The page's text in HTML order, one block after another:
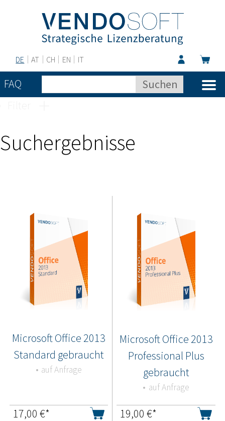
DE AT CH EN IT
FAQ
Suchergebnisse
Microsoft Office 2013
Standard gebraucht
auf Anfrage
17,00 €*
Microsoft Office 2013
Professional Plus
gebraucht
auf Anfrage
19,00 €*